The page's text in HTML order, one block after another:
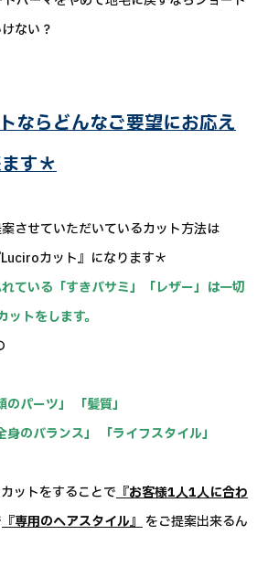
ならどんなご要望にお応え
す＊
させていただいているカット方法は
カット』になります＊
ている「すきバサミ」「レザー」は一切
トをします。
のパーツ」 「髪質」
身のバランス」 「ライフスタイル」
ットをすることで 『お客様1人1人に合わ
『専用のヘアスタイル』 をご提案出来るん